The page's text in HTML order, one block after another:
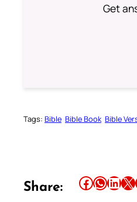
Get
Tags: Bible Bible Book Bible
Share: Share this article on Facebook Share this article on WhatsApp Share this article on LinkedIn Share this article on X